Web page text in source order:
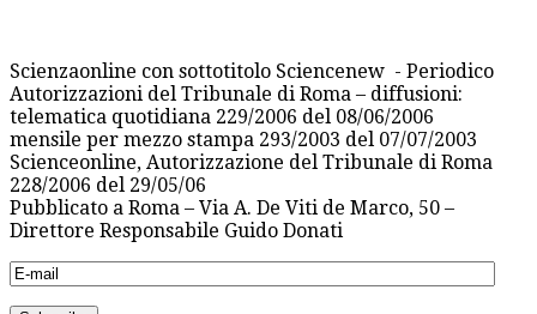
Scienzaonline con sottotitolo Sciencenew - Periodico
Autorizzazioni del Tribunale di Roma – diffusioni:
telematica quotidiana 229/2006 del 08/06/2006
mensile per mezzo stampa 293/2003 del 07/07/2003
Scienceonline, Autorizzazione del Tribunale di Roma
228/2006 del 29/05/06
Pubblicato a Roma – Via A. De Viti de Marco, 50 –
Direttore Responsabile Guido Donati